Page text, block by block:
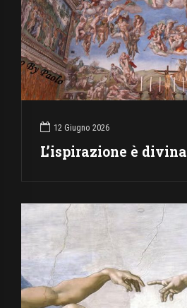
12 Giugno 2026
L’ispirazione è divina